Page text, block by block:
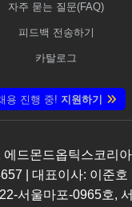
자주 묻는 질문(FAQ)
피드백 전송하기
카탈로그
용 진행 중! 지원하기
에드몬드옵틱스코리
| 대표이사: 이준호
서울마포-0965호,